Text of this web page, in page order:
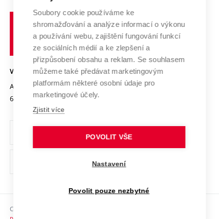
Výzkumné infrastruktury
Transfer znalostí
Open Science
Projekty
Projekty ze strukturálních fondů
Specifický výzkum
Spolupráce se školami
Služby univerzity
Mezinárodní dohody
Univerzitní sítě
Profil univerzity
Udržitelná univerzita
Podnikavá univerzita / ContriBUTe
Bezpečná univerzita
Vyznamenání
Organizační struktura
Ochrana osobních údajů
odkaz)
Sociální bezpečí
učení
technické
VYSOKÉ UČENÍ TECHNICKÉ V BRNĚ
Antonínská 548/1
602 00 Brno
www.vut.cz
vut@vutbr.cz
Copyright © 2026 VUT
Soubory cookie používáme ke
shromažďování a analýze informací o výkonu
a používání webu, zajištění fungování funkcí
ze sociálních médií a ke zlepšení a
přizpůsobení obsahu a reklam. Se souhlasem
můžeme také předávat marketingovým
platformám některé osobní údaje pro
marketingové účely.
Zjistit více
POVOLIT VŠE
Nastavení
Povolit pouze nezbytné